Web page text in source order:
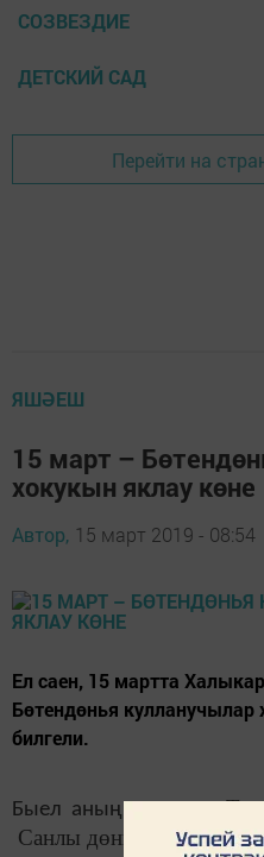
СОЗВЕЗДИЕ
ДЕТСКИЙ САД
Перейти на
ЯШӘЕШ
15 март –
хокукын яклау көне
Автор, 15 март 2019 - 08:54
​​​​​​​Ел саен, 15 мартта
Бөтендөнья кулланучылар
билгели.
Быел аның девизы:
Санлы дөнья: ышанычлы